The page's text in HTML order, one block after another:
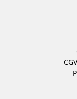
CGV